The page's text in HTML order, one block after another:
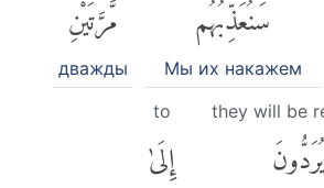
سَنُعَذِّبُهُم
Мы их накажем
مَّرَّتَيْنِ
дважды
they will be
يُرَدُّونَ
to
إِلَىٰ